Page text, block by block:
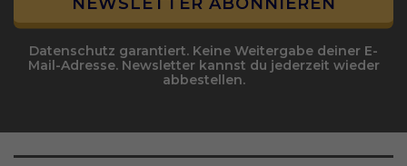
Datenschutz garantiert. Keine Weitergabe deiner E-
Mail-Adresse. Newsletter kannst du jederzeit wieder
abbestellen.